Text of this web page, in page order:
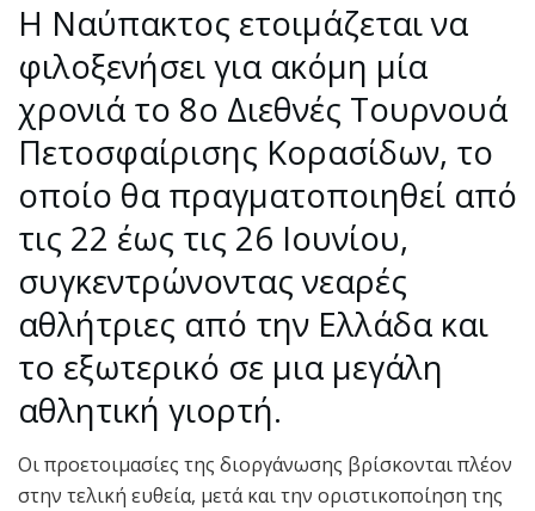
Η Ναύπακτος ετοιμάζεται να
φιλοξενήσει για ακόμη μία
χρονιά το 8ο Διεθνές Τουρνουά
Πετοσφαίρισης Κορασίδων, το
οποίο θα πραγματοποιηθεί από
τις 22 έως τις 26 Ιουνίου,
συγκεντρώνοντας νεαρές
αθλήτριες από την Ελλάδα και
το εξωτερικό σε μια μεγάλη
αθλητική γιορτή.
Οι προετοιμασίες της διοργάνωσης βρίσκονται πλέον
στην τελική ευθεία, μετά και την οριστικοποίηση της